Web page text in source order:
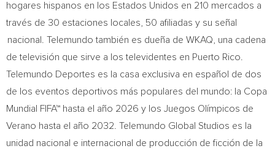
hogares hispanos en los Estados Unidos en 210 mercados a
través de 30 estaciones locales, 50 afiliadas y su señal
nacional. Telemundo también es dueña de WKAQ, una cadena
de televisión que sirve a los televidentes en Puerto Rico
Telemundo Deportes es la casa exclusiva en español de dos
de los eventos deportivos más populares del mundo: la Copa
Mundial FIFA™ hasta el año 2026 y los Juegos Olímpicos de
Verano hasta el año 2032. Telemundo Global Studios es la
unidad nacional e internacional de producción de ficción de la